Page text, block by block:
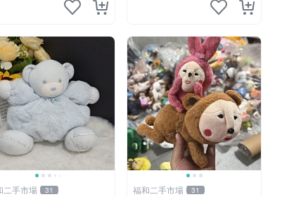
二手市場 31 福和二手市場 31